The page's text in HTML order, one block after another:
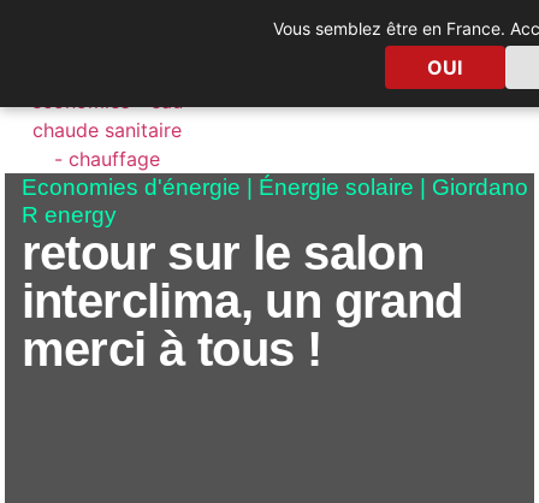
Chauffage
FR
AG
Economies d'énergie Énergie solaire
Giordano
R energy
retour sur le salon
interclima, un grand
merci à tous !
Vous semblez être en France.
OUI